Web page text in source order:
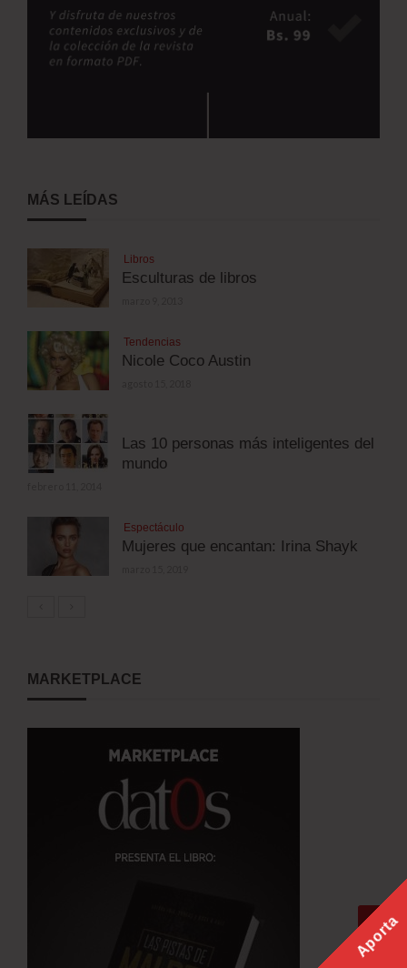
MÁS LEÍDAS
Libros
Esculturas de libros
Tendencias
Nicole Coco Austin
Las 10 personas más inteligentes del
mundo
Espectáculo
Mujeres que encantan: Irina Shayk
MARKETPLACE
Aporta